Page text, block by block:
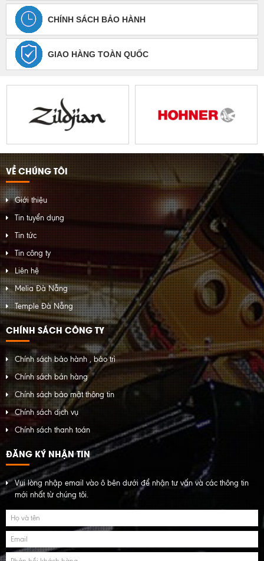
CHÍNH SÁCH BẢO HÀNH
GIAO HÀNG TOÀN QUỐC
VỀ CHÚNG TÔI
Giới thiệu
Tin tuyển dụng
Tin tức
Tin công ty
Liên hệ
Melia Đà Nẵng
Temple Đà Nẵng
CHÍNH SÁCH CÔNG TY
Chính sách bảo hành , bảo trì
Chính sách bán hàng
Chính sách bảo mật thông tin
Chính sách dịch vụ
Chính sách thanh toán
ĐĂNG KÝ NHẬN TIN
Vui lòng nhập email vào ô bên dưới để nhận tư vấn và các thông tin
mới nhất từ chúng tôi.